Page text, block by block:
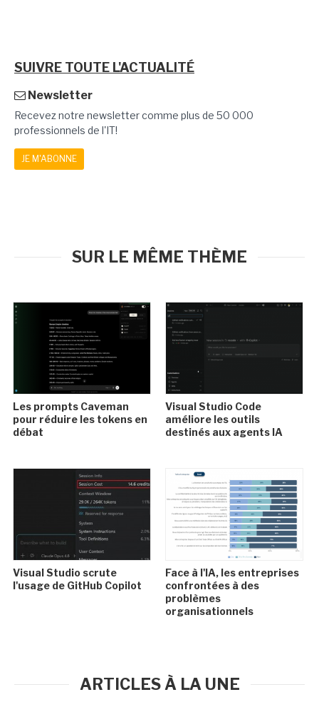
SUIVRE TOUTE L'ACTUALITÉ
Newsletter
Recevez notre newsletter comme plus de 50 000
professionnels de l'IT!
JE M'ABONNE
SUR LE MÊME THÈME
Les prompts Caveman
pour réduire les tokens en
débat
Visual Studio Code
améliore les outils
destinés aux agents IA
Visual Studio scrute
l'usage de GitHub Copilot
Face à l'IA, les entreprises
confrontées à des
problèmes
organisationnels
ARTICLES À LA UNE